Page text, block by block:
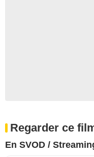
Regarder ce
En SVOD /